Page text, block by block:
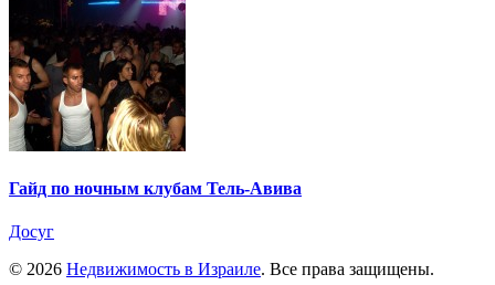
Гайд по ночным клубам Тель-Авива
Досуг
© 2026 Недвижимость в Израиле. Все права защищены.